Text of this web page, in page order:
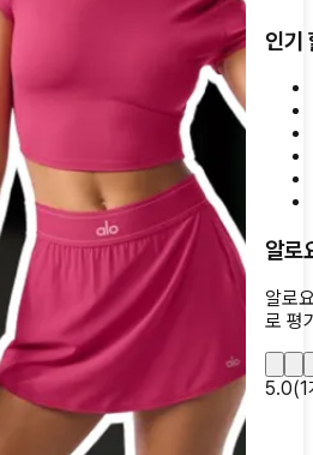
인기
알로
알로
로 평
5.0(1